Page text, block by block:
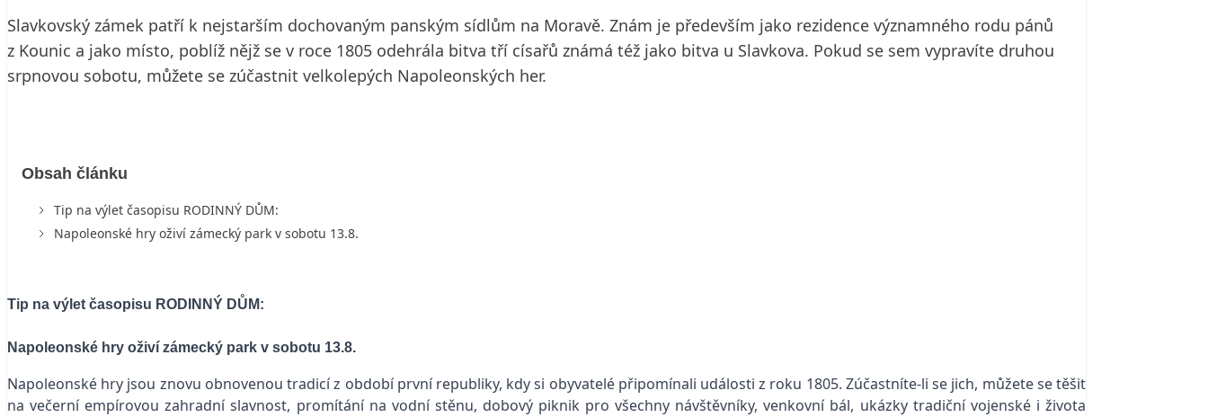
Slavkovský zámek patří k nejstarším dochovaným panským sídlům na Moravě. Znám je především jako rezidence významného rodu pánů
z Kounic a jako místo, poblíž nějž se v roce 1805 odehrála bitva tří císařů známá též jako bitva u Slavkova. Pokud se sem vypravíte druhou
srpnovou sobotu, můžete se zúčastnit velkolepých Napoleonských her.
Obsah článku
Tip na výlet časopisu RODINNÝ DŮM:
Napoleonské hry oživí zámecký park v sobotu 13.8.
Tip na výlet časopisu RODINNÝ DŮM:
Napoleonské hry oživí zámecký park v sobotu 13.8.
Napoleonské hry jsou znovu obnovenou tradicí z období první republiky, kdy si obyvatelé připomínali události z roku 1805. Zúčastníte-li se jich, můžete se těšit
na večerní empírovou zahradní slavnost, promítání na vodní stěnu, dobový piknik pro všechny návštěvníky, venkovní bál, ukázky tradiční vojenské i života